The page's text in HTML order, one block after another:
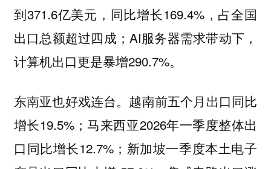
到371.6亿美元，同比增长169.4%，占全国
出口总额超过四成；AI服务器需求带动下，
计算机出口更是暴增290.7%。
东南亚也好戏连台。越南前五个月出口同比
增长19.5%；马来西亚2026年一季度整体出
口同比增长12.7%；新加坡一季度本土电子